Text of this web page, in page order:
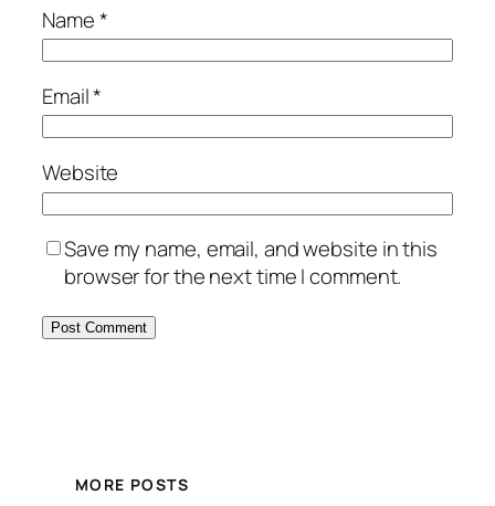
Name*
Email*
Website
Save my name, email, and website in this
browser for the next time I comment.
MORE POSTS